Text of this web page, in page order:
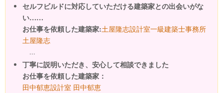
セルフビルドに対応していただける建築家との出会いがな
い……
お仕事を依頼した建築家:土屋隆志設計室一級建築士事務所
土屋隆志
...
丁寧に説明いただき、安心して相談できました
お仕事を依頼した建築家：
田中郁恵設計室 田中郁恵